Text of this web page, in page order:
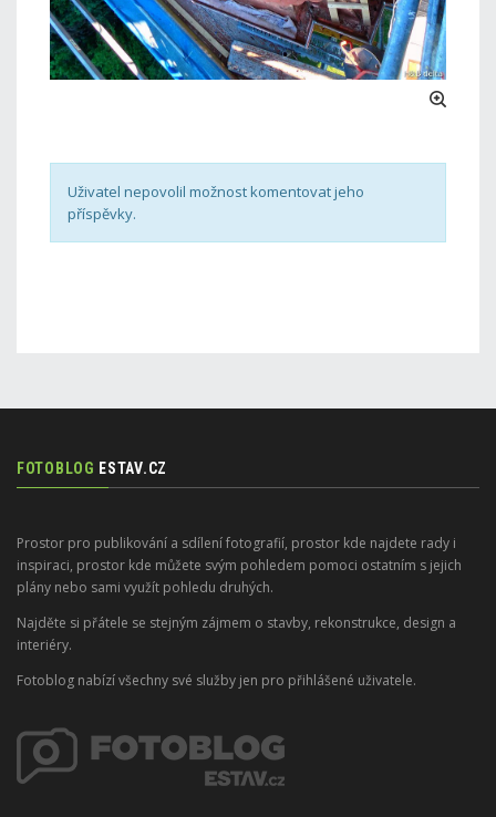
Uživatel nepovolil možnost komentovat jeho
příspěvky.
FOTOBLOG ESTAV.CZ
Prostor pro publikování a sdílení fotografií, prostor kde najdete rady i
inspiraci, prostor kde můžete svým pohledem pomoci ostatním s jejich
plány nebo sami využít pohledu druhých.
Najděte si přátele se stejným zájmem o stavby, rekonstrukce, design a
interiéry.
Fotoblog nabízí všechny své služby jen pro přihlášené uživatele.